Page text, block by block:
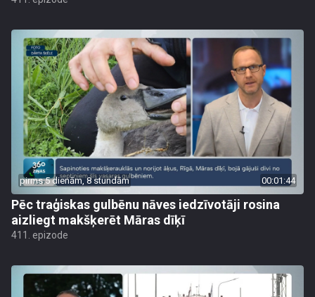
pirms 5 dienām, 8 stundām 00:01:44
Pēc traģiskas gulbēnu nāves iedzīvotāji rosina
aizliegt makšķerēt Māras dīķī
411. epizode